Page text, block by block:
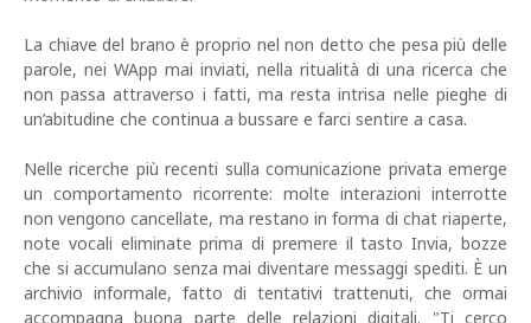
La chiave del brano è proprio nel non detto che pesa più delle
parole, nei WApp mai inviati, nella ritualità di una ricerca che
non passa attraverso i fatti, ma resta intrisa nelle pieghe di
un’abitudine che continua a bussare e farci sentire a casa.
Nelle ricerche più recenti sulla comunicazione privata emerge
un comportamento ricorrente: molte interazioni interrotte
non vengono cancellate, ma restano in forma di chat riaperte,
note vocali eliminate prima di premere il tasto Invia, bozze
che si accumulano senza mai diventare messaggi spediti. È un
archivio informale, fatto di tentativi trattenuti, che ormai
accompagna buona parte delle relazioni digitali. "Ti cerco